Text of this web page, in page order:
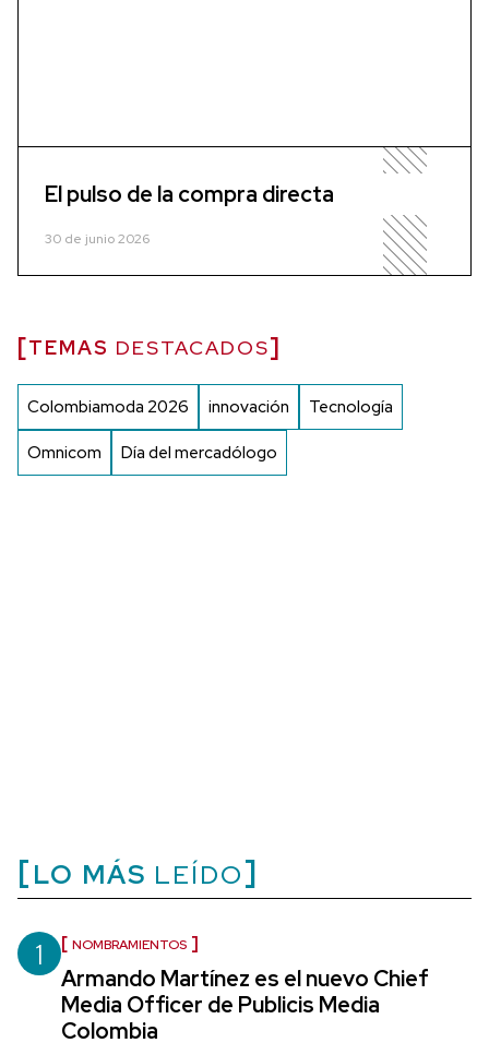
El pulso de la compra directa
30 de junio 2026
TEMAS DESTACADOS
Colombiamoda 2026 innovación Tecnología
Omnicom Día del mercadólogo
LO MÁS LEÍDO
1 NOMBRAMIENTOS
Armando Martínez es el nuevo Chief
Media Officer de Publicis Media
Colombia